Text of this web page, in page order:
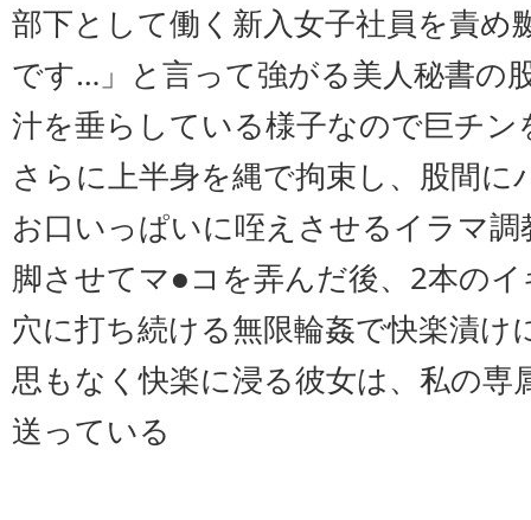
部下として働く新入女子社員を責
です…」と言って強がる美人秘書の
汁を垂らしている様子なので巨チ
さらに上半身を縄で拘束し、股間
お口いっぱいに咥えさせるイラマ
脚させてマ●コを弄んだ後、2本の
穴に打ち続ける無限輪姦で快楽漬
思もなく快楽に浸る彼女は、私の
送っている